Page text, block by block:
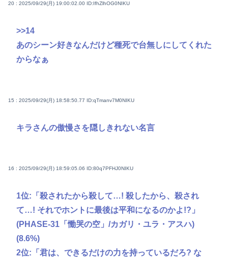
20 : 2025/09/29(月) 19:00:02.00 ID:IfhZlhOG0NIKU
>>14
あのシーン好きなんだけど種死で台無しにしてくれた
からなぁ
15 : 2025/09/29(月) 18:58:50.77 ID:qTmanv7M0NIKU
キラさんの傲慢さを隠しきれない名言
16 : 2025/09/29(月) 18:59:05.06 ID:80q7PFHJ0NIKU
1位:「殺されたから殺して…! 殺したから、殺され
て…! それでホントに最後は平和になるのかよ!?」
(PHASE-31「慟哭の空」/カガリ・ユラ・アスハ)
(8.6%)
2位:「君は、できるだけの力を持っているだろ? な